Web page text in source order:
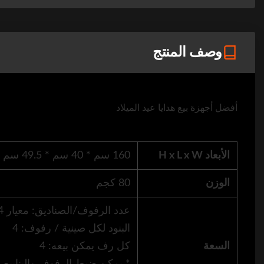
وصف المنتج
أفضل أجهزة بيع هدايا عيد الميلاد
الأبعاد H x L x W 160 سم * 40 سم * 49.5 سم
الوزن 80 كجم
السعة
عدد الرفوف/الصناديق: معيار 4
البنود لكل صينية / رفوف: 4
كل رف يمكن بيعه: 4